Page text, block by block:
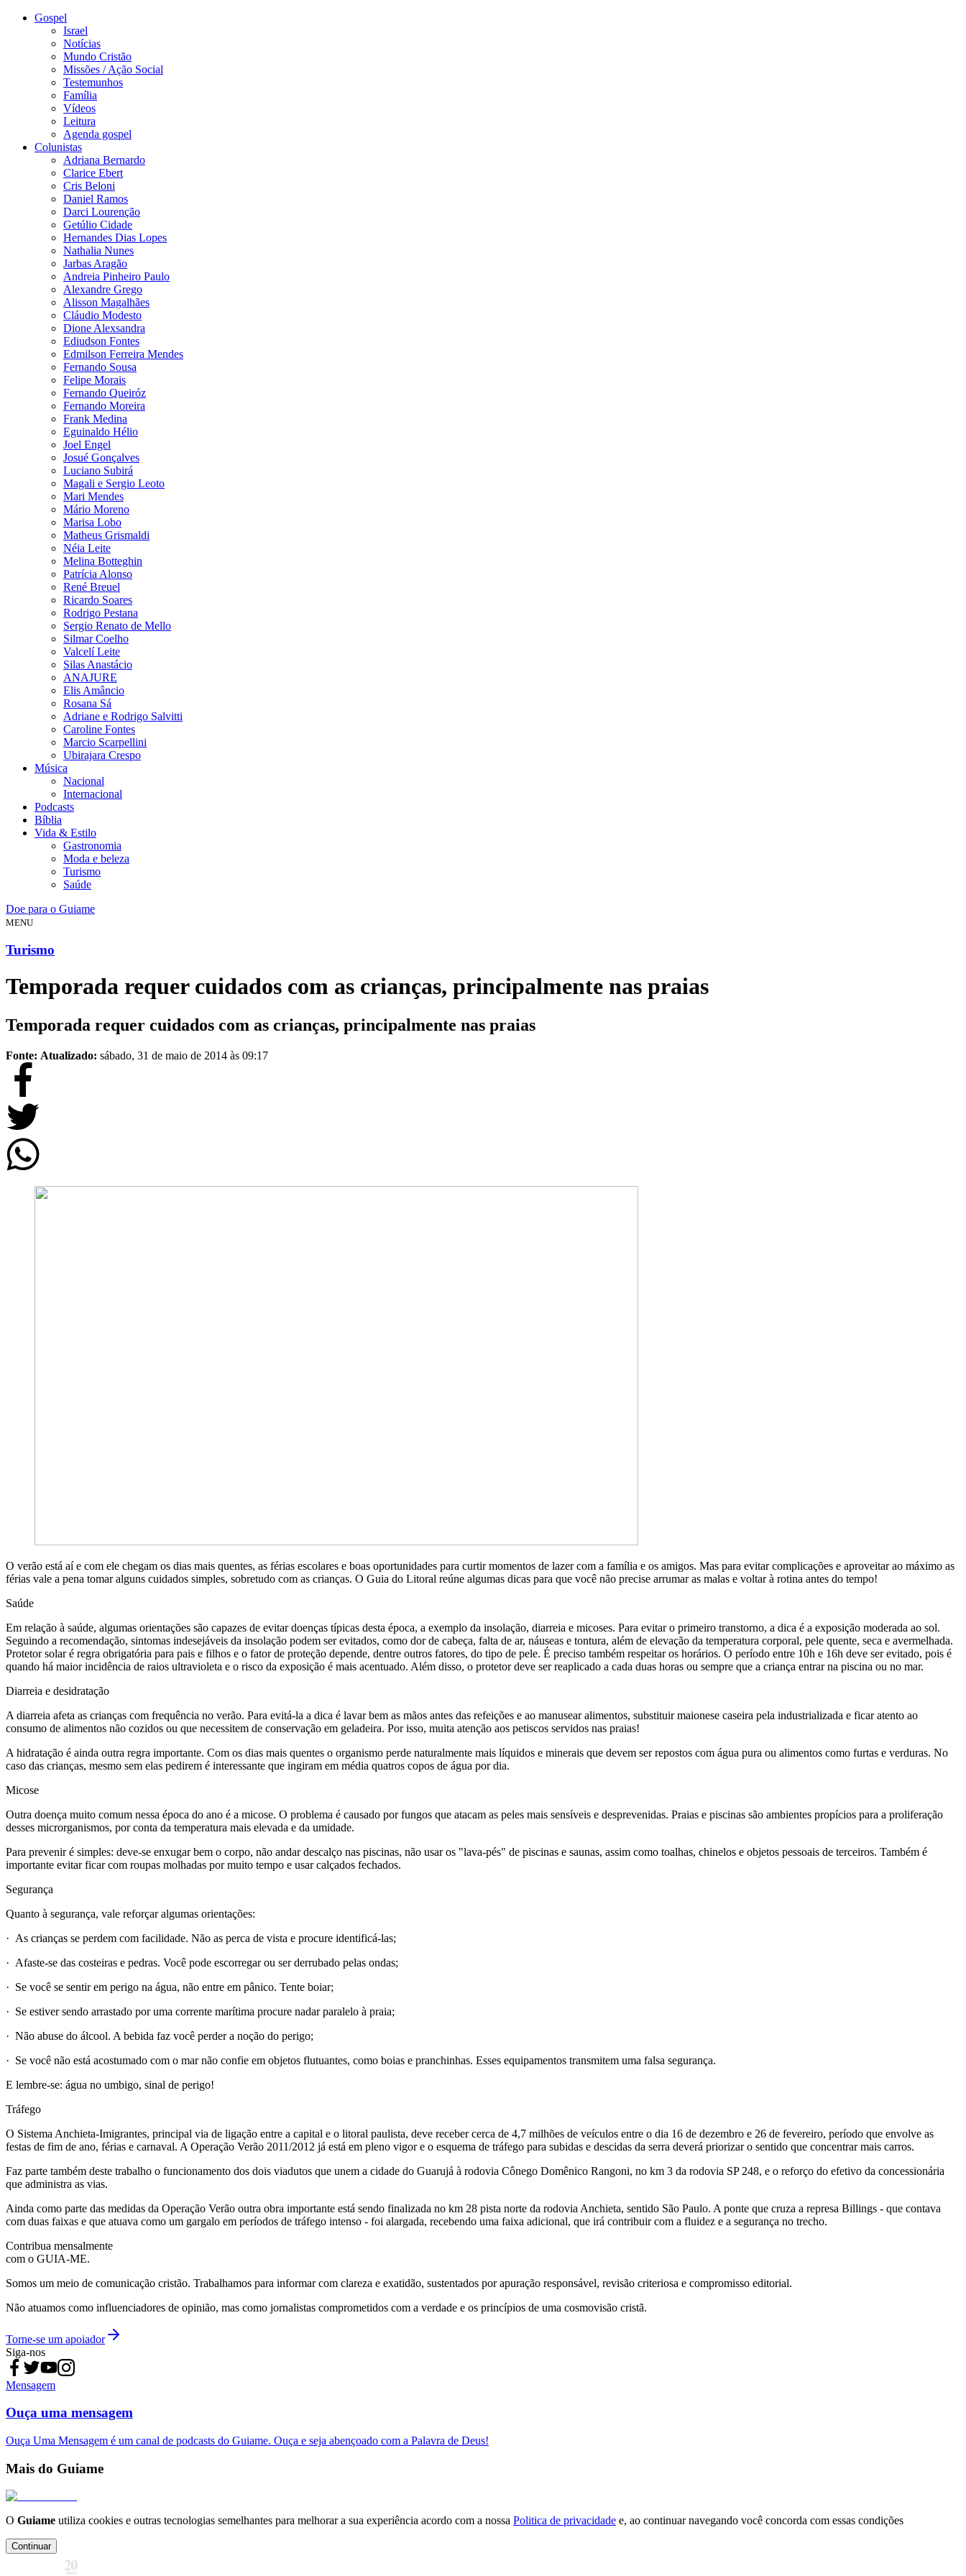
Gospel
Israel
Notícias
Mundo Cristão
Missões / Ação Social
Testemunhos
Família
Vídeos
Leitura
Agenda gospel
Colunistas
Adriana Bernardo
Clarice Ebert
Cris Beloni
Daniel Ramos
Darci Lourenção
Getúlio Cidade
Hernandes Dias Lopes
Nathalia Nunes
Jarbas Aragão
Andreia Pinheiro Paulo
Alexandre Grego
Alisson Magalhães
Cláudio Modesto
Dione Alexsandra
Ediudson Fontes
Edmilson Ferreira Mendes
Fernando Sousa
Felipe Morais
Fernando Queiróz
Fernando Moreira
Frank Medina
Eguinaldo Hélio
Joel Engel
Josué Gonçalves
Luciano Subirá
Magali e Sergio Leoto
Mari Mendes
Mário Moreno
Marisa Lobo
Matheus Grismaldi
Néia Leite
Melina Botteghin
Patrícia Alonso
René Breuel
Ricardo Soares
Rodrigo Pestana
Sergio Renato de Mello
Silmar Coelho
Valcelí Leite
Silas Anastácio
ANAJURE
Elis Amâncio
Rosana Sá
Adriane e Rodrigo Salvitti
Caroline Fontes
Marcio Scarpellini
Ubirajara Crespo
Música
Nacional
Internacional
Podcasts
Bíblia
Vida & Estilo
Gastronomia
Moda e beleza
Turismo
Saúde
Doe para o Guiame
MENU
Turismo
Temporada requer cuidados com as crianças, principalmente nas praias
Temporada requer cuidados com as crianças, principalmente nas praias
Fonte: Atualizado: sábado, 31 de maio de 2014 às 09:17
O verão está aí e com ele chegam os dias mais quentes, as férias escolares e boas oportunidades para curtir momentos de lazer com a família e os amigos. Mas para evitar complicações e aproveitar ao máximo as
férias vale a pena tomar alguns cuidados simples, sobretudo com as crianças. O Guia do Litoral reúne algumas dicas para que você não precise arrumar as malas e voltar à rotina antes do tempo!
Saúde
Em relação à saúde, algumas orientações são capazes de evitar doenças típicas desta época, a exemplo da insolação, diarreia e micoses. Para evitar o primeiro transtorno, a dica é a exposição moderada ao sol.
Seguindo a recomendação, sintomas indesejáveis da insolação podem ser evitados, como dor de cabeça, falta de ar, náuseas e tontura, além de elevação da temperatura corporal, pele quente, seca e avermelhada.
Protetor solar é regra obrigatória para pais e filhos e o fator de proteção depende, dentre outros fatores, do tipo de pele. É preciso também respeitar os horários. O período entre 10h e 16h deve ser evitado, pois é
quando há maior incidência de raios ultravioleta e o risco da exposição é mais acentuado. Além disso, o protetor deve ser reaplicado a cada duas horas ou sempre que a criança entrar na piscina ou no mar.
Diarreia e desidratação
A diarreia afeta as crianças com frequência no verão. Para evitá-la a dica é lavar bem as mãos antes das refeições e ao manusear alimentos, substituir maionese caseira pela industrializada e ficar atento ao
consumo de alimentos não cozidos ou que necessitem de conservação em geladeira. Por isso, muita atenção aos petiscos servidos nas praias!
A hidratação é ainda outra regra importante. Com os dias mais quentes o organismo perde naturalmente mais líquidos e minerais que devem ser repostos com água pura ou alimentos como furtas e verduras. No
caso das crianças, mesmo sem elas pedirem é interessante que ingiram em média quatros copos de água por dia.
Micose
Outra doença muito comum nessa época do ano é a micose. O problema é causado por fungos que atacam as peles mais sensíveis e desprevenidas. Praias e piscinas são ambientes propícios para a proliferação
desses microrganismos, por conta da temperatura mais elevada e da umidade.
Para prevenir é simples: deve-se enxugar bem o corpo, não andar descalço nas piscinas, não usar os "lava-pés" de piscinas e saunas, assim como toalhas, chinelos e objetos pessoais de terceiros. Também é
importante evitar ficar com roupas molhadas por muito tempo e usar calçados fechados.
Segurança
Quanto à segurança, vale reforçar algumas orientações:
· As crianças se perdem com facilidade. Não as perca de vista e procure identificá-las;
· Afaste-se das costeiras e pedras. Você pode escorregar ou ser derrubado pelas ondas;
· Se você se sentir em perigo na água, não entre em pânico. Tente boiar;
· Se estiver sendo arrastado por uma corrente marítima procure nadar paralelo à praia;
· Não abuse do álcool. A bebida faz você perder a noção do perigo;
· Se você não está acostumado com o mar não confie em objetos flutuantes, como boias e pranchinhas. Esses equipamentos transmitem uma falsa segurança.
E lembre-se: água no umbigo, sinal de perigo!
Tráfego
O Sistema Anchieta-Imigrantes, principal via de ligação entre a capital e o litoral paulista, deve receber cerca de 4,7 milhões de veículos entre o dia 16 de dezembro e 26 de fevereiro, período que envolve as
festas de fim de ano, férias e carnaval. A Operação Verão 2011/2012 já está em pleno vigor e o esquema de tráfego para subidas e descidas da serra deverá priorizar o sentido que concentrar mais carros.
Faz parte também deste trabalho o funcionamento dos dois viadutos que unem a cidade do Guarujá à rodovia Cônego Domênico Rangoni, no km 3 da rodovia SP 248, e o reforço do efetivo da concessionária
que administra as vias.
Ainda como parte das medidas da Operação Verão outra obra importante está sendo finalizada no km 28 pista norte da rodovia Anchieta, sentido São Paulo. A ponte que cruza a represa Billings - que contava
com duas faixas e que atuava como um gargalo em períodos de tráfego intenso - foi alargada, recebendo uma faixa adicional, que irá contribuir com a fluidez e a segurança no trecho.
Contribua mensalmente
com o GUIA-ME.
Somos um meio de comunicação cristão. Trabalhamos para informar com clareza e exatidão, sustentados por apuração responsável, revisão criteriosa e compromisso editorial.
Não atuamos como influenciadores de opinião, mas como jornalistas comprometidos com a verdade e os princípios de uma cosmovisão cristã.
Torne-se um apoiador
Siga-nos
Mensagem
Ouça uma mensagem
Ouça Uma Mensagem é um canal de podcasts do Guiame. Ouça e seja abençoado com a Palavra de Deus!
Mais do Guiame
O Guiame utiliza cookies e outras tecnologias semelhantes para melhorar a sua experiência acordo com a nossa Politica de privacidade e, ao continuar navegando você concorda com essas condições
Continuar